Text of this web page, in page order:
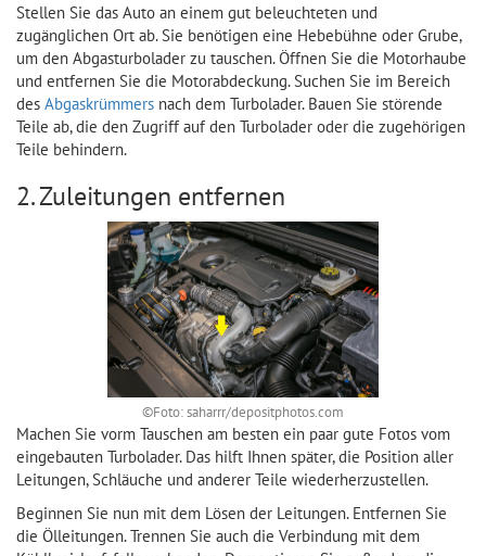
Stellen Sie das Auto an einem gut beleuchteten und
zugänglichen Ort ab. Sie benötigen eine Hebebühne oder Grube,
um den Abgasturbolader zu tauschen. Öffnen Sie die Motorhaube
und entfernen Sie die Motorabdeckung. Suchen Sie im Bereich
des Abgaskrümmers nach dem Turbolader. Bauen Sie störende
Teile ab, die den Zugriff auf den Turbolader oder die zugehörigen
Teile behindern.
2. Zuleitungen entfernen
©Foto: saharrr/depositphotos.com
Machen Sie vorm Tauschen am besten ein paar gute Fotos vom
eingebauten Turbolader. Das hilft Ihnen später, die Position aller
Leitungen, Schläuche und anderer Teile wiederherzustellen.
Beginnen Sie nun mit dem Lösen der Leitungen. Entfernen Sie
die Ölleitungen. Trennen Sie auch die Verbindung mit dem